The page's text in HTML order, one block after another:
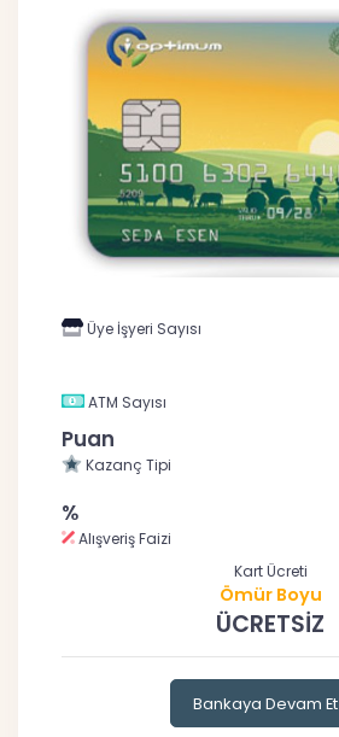
Üye İşyeri Sayısı
ATM Sayısı
Puan
Kazanç Tipi
%
Alışveriş Faizi
Kart Ücreti
Ömür Boyu
ÜCRETSİZ
Bankaya Devam Et